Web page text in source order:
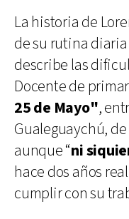
La historia de
de su rutina
describe las
Docente de
25 de Mayo",
Gualeguaychú,
aunque “ni
hace dos años
cumplir con su